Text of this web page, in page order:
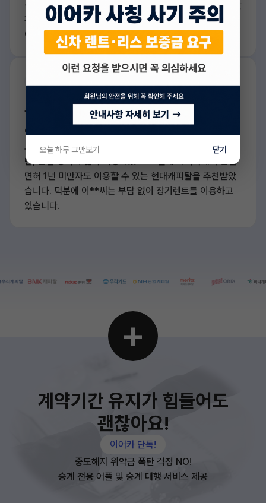
상으로 괜찮았던 한** 씨는 이어카를 통해 신한카드에서 간
편하게 승인을 받을 수 있었죠. 덕분에 원하는 차를 빠르게
이용하게 되어 큰 도움이 되었습니 다.
운전면허 취득 1년 미만
이**씨는 이제 막 21살이 된 대학생 으로, 면허를 딴 지 1년
도 되지 않았 습니다. 학교와 집이 멀어서 차가 꼭 필요했지
만, 운전 경력이 짧아 걱정이었죠. 그런데 이어카에서 운전
면허 1년 미만자도 이용할 수 있는 현대캐피탈을 추천받았
습니다. 덕분에 이**씨는 부담 없이 장기렌트를 이용하고
있습니다.
+
계약기간 유지가 힘들어도
괜찮아요!
이어카 단독!
중도해지 위약금 폭탄 걱정 NO!
승계 전용 어플 및 승계 대행 서비스 제공
오늘 하루 그만보기 닫기